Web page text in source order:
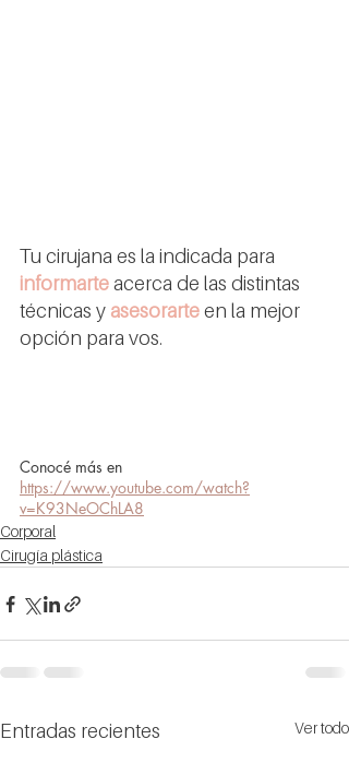
Tu cirujana es la indicada para
informarte acerca de las distintas
técnicas y asesorarteen la mejor
opción para vos.
Conocé más en
https://www.youtube.com/watch?
v=K93NeOChLA8
Corporal
Cirugía plástica
Entradas recientes Ver todo